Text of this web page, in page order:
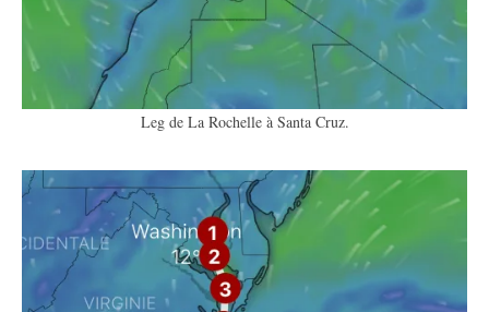
Leg de La Rochelle à Santa Cruz.